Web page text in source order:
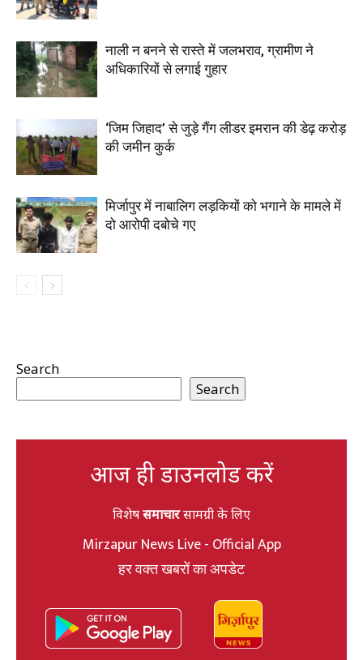
नाली न बनने से रास्ते में जलभराव, ग्रामीण ने
अधिकारियों से लगाई गुहार
‘जिम जिहाद’ से जुड़े गैंग लीडर इमरान की डेढ़ करोड़
की जमीन कुर्क
मिर्जापुर में नाबालिग लड़कियों को भगाने के मामले में
दो आरोपी दबोचे गए
Search
Search
आज ही डाउनलोड करें
विशेषसमाचारसामग्री के लिए
Mirzapur News Live - Official App
हर वक्त खबरों का अपडेट